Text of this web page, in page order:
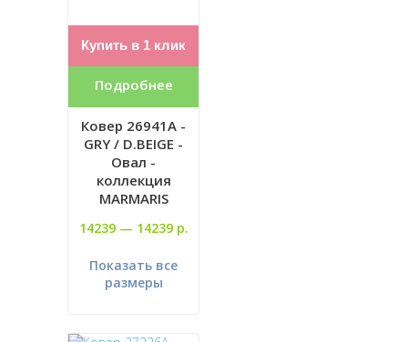
Купить в 1 клик
Подробнее
Ковер 26941A -
GRY / D.BEIGE -
Овал -
коллекция
MARMARIS
14239 — 14239 р.
Показать все
размеры